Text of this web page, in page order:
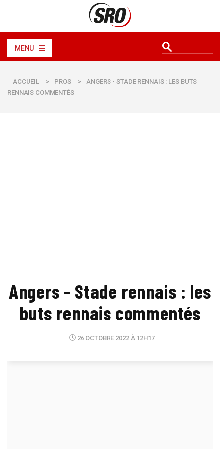
MENU
ACCUEIL > PROS >
ANGERS - STADE RENNAIS : LES BUTS
RENNAIS COMMENTÉS
Angers - Stade rennais : les
buts rennais commentés
26 OCTOBRE 2022 À 12H17